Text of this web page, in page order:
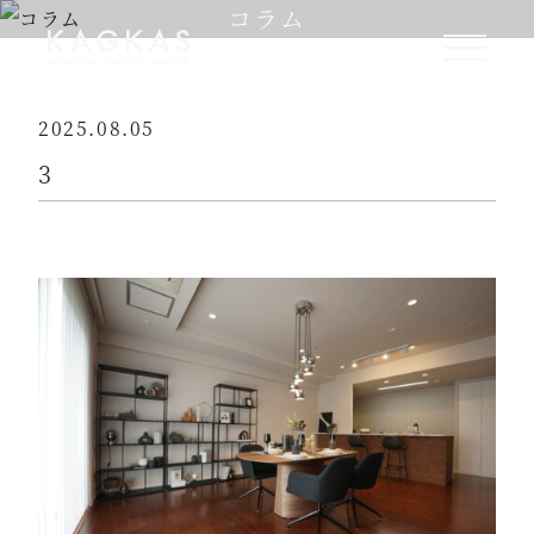
コラム
2025.08.05
3